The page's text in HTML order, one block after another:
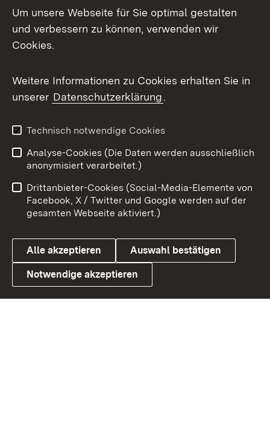
Facebook
X / Twitter
Youtube
Link zum Landesportal
Impressum
Kontakt
Barrierefreiheit
Datenschutz
Cookies
Um unsere Webseite für Sie optimal gestalten
und verbessern zu können, verwenden wir
Cookies.
Weitere Informationen zu Cookies erhalten Sie in
unserer Datenschutzerklärung.
Technisch notwendige Cookies
Analyse-Cookies (Die Daten werden ausschließlich
anonymisiert verarbeitet.)
Drittanbieter-Cookies (Social-Media-Elemente von
Facebook, X / Twitter und Google werden auf der
gesamten Webseite aktiviert.)
Alle akzeptieren Auswahl bestätigen
Notwendige akzeptieren